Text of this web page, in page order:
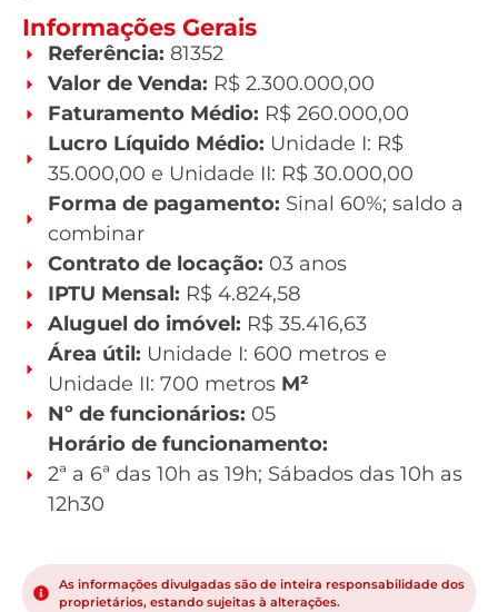
Informações Gerais
Referência: 81352
Valor de Venda: R$ 2.300.000,00
Faturamento Médio: R$ 260.000,00
Lucro Líquido Médio: Unidade I: R$
35.000,00 e Unidade II: R$ 30.000,00
Forma de pagamento: Sinal 60%; saldo a
combinar
Contrato de locação: 03 anos
IPTU Mensal: R$ 4.824,58
Aluguel do imóvel: R$ 35.416,63
Área útil: Unidade I: 600 metros e
Unidade II: 700 metrosM²
Nº de funcionários: 05
Horário de funcionamento:
2ª a 6ª das 10h as 19h; Sábados das 10h as
12h30
As informações divulgadas são de inteira responsabilidade dos
proprietários, estando sujeitas à alterações.